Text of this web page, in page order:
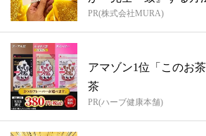
PR(株式会社MURA)
アマゾン1位「このお
茶
PR(ハーブ健康本舗)